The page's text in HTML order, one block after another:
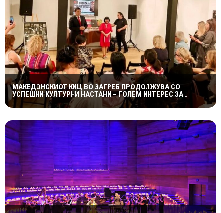
МАКЕДОНСКИОТ КИЦ ВО ЗАГРЕБ ПРОДОЛЖУВА СО
УСПЕШНИ КУЛТУРНИ НАСТАНИ – ГОЛЕМ ИНТЕРЕС ЗА
„ИСТОРИЈА НА МАКЕДОНСКАТА РОК МУЗИКА“